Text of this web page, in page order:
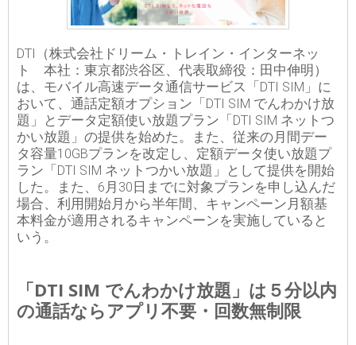
DTI（株式会社ドリーム・トレイン・インターネッ
ト 本社：東京都渋谷区、代表取締役：田中伸明）
は、モバイル高速データ通信サービス「DTI SIM」に
おいて、通話定額オプション「DTI SIM でんわかけ放
題」とデータ定額使い放題プラン「DTI SIM ネットつ
かい放題」の提供を始めた。また、従来の月間デー
タ容量10GBプランを改定し、定額データ使い放題プ
ラン「DTI SIM ネットつかい放題」として提供を開始
した。また、6月30日までに対象プランを申し込んだ
場合、利用開始月から半年間、キャンペーン月額基
本料金が適用されるキャンペーンを実施していると
いう。
「DTI SIM でんわかけ放題」は５分以内
の通話ならアプリ不要・回数無制限